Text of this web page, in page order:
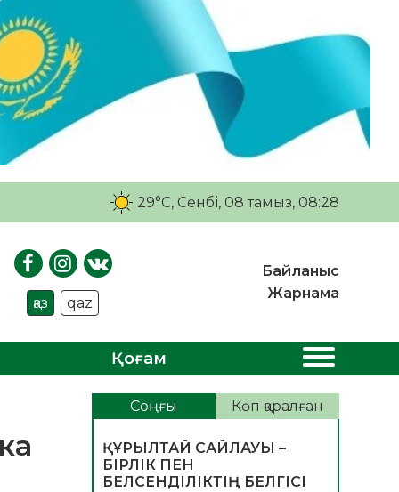
29°C, Сенбі, 08 тамыз, 08:28
қаз qaz
Байланыс
Жарнама
Қоғам
Соңғы Көп қаралған
ҚҰРЫЛТАЙ САЙЛАУЫ –
БІРЛІК ПЕН
БЕЛСЕНДІЛІКТІҢ БЕЛГІСІ